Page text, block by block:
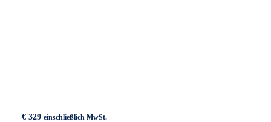
€ 329 einschließlich MwSt.